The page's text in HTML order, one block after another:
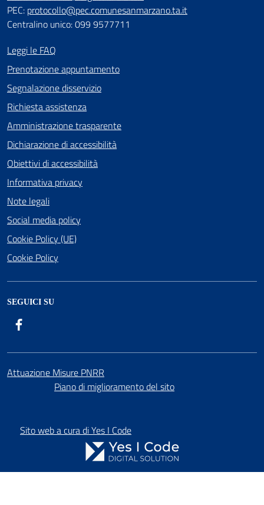
PEC: protocollo@pec.comunesanmarzano.ta.it
Centralino unico: 099 9577711
Leggi le FAQ
Prenotazione appuntamento
Segnalazione disservizio
Richiesta assistenza
Amministrazione trasparente
Dichiarazione di accessibilità
Obiettivi di accessibilità
Informativa privacy
Note legali
Social media policy
Cookie Policy (UE)
Cookie Policy
SEGUICI SU
Attuazione Misure PNRR
Piano di miglioramento del sito
Sito web a cura di Yes I Code